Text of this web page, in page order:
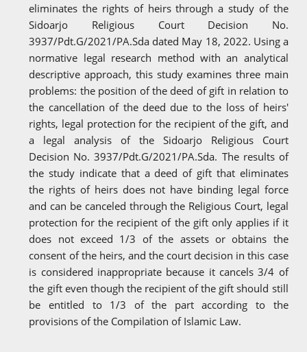
eliminates the rights of heirs through a study of the
Sidoarjo Religious Court Decision No.
3937/Pdt.G/2021/PA.Sda dated May 18, 2022. Using a
normative legal research method with an analytical
descriptive approach, this study examines three main
problems: the position of the deed of gift in relation to
the cancellation of the deed due to the loss of heirs'
rights, legal protection for the recipient of the gift, and
a legal analysis of the Sidoarjo Religious Court
Decision No. 3937/Pdt.G/2021/PA.Sda. The results of
the study indicate that a deed of gift that eliminates
the rights of heirs does not have binding legal force
and can be canceled through the Religious Court, legal
protection for the recipient of the gift only applies if it
does not exceed 1/3 of the assets or obtains the
consent of the heirs, and the court decision in this case
is considered inappropriate because it cancels 3/4 of
the gift even though the recipient of the gift should still
be entitled to 1/3 of the part according to the
provisions of the Compilation of Islamic Law.